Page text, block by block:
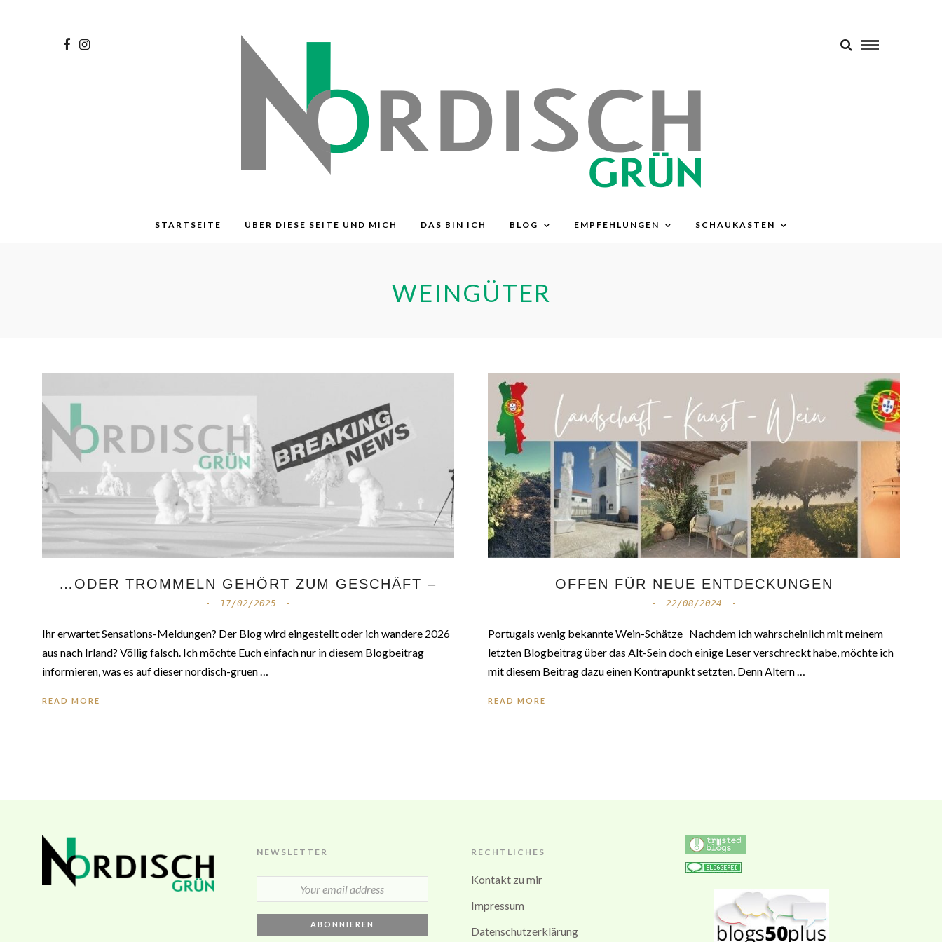
STARTSEITE ÜBER DIESE SEITE UND MICH DAS BIN ICH BLOG EMPFEHLUNGEN SCHAUKASTEN
WEINGÜTER
…ODER TROMMELN GEHÖRT ZUM GESCHÄFT –
17/02/2025
Ihr erwartet Sensations-Meldungen? Der Blog wird eingestellt oder ich wandere 2026
aus nach Irland? Völlig falsch. Ich möchte Euch einfach nur in diesem Blogbeitrag
informieren, was es auf dieser nordisch-gruen …
READ MORE
OFFEN FÜR NEUE ENTDECKUNGEN
22/08/2024
Portugals wenig bekannte Wein-Schätze Nachdem ich wahrscheinlich mit meinem
letzten Blogbeitrag über das Alt-Sein doch einige Leser verschreckt habe, möchte ich
mit diesem Beitrag dazu einen Kontrapunkt setzten. Denn Altern …
READ MORE
NEWSLETTER RECHTLICHES
Kontakt zu mir
Impressum
Datenschutzerklärung